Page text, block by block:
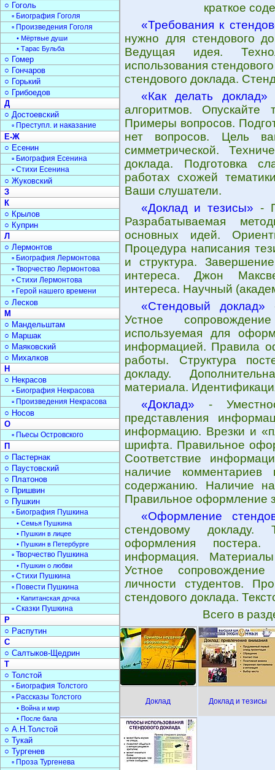
краткое
«Требования к
нужно для стендового
Ведущая идея.
использования
стендового доклада.
«Как делать доклад»
алгоритмов. Опускайте
Примеры вопросов.
нет вопросов. Цель
симметрической.
доклада. Подготовка
работах схожей
Ваши слушатели.
«Доклад и тезисы» -
Разрабатываемая
основных идей.
Процедура написания
и структура.
интереса. Джон
интереса. Научный
«Стендовый доклад»
Устное
используемая для
информацией. Правила
работы. Структура
докладу.
материала.
«Доклад» -
представления
информацию. Врезки и
шрифта. Правильное
Соответствие
наличие комментариев
содержанию. Наличие
Правильное оформление
«Оформление
стендовому
оформления постера.
информация.
Устное
личности студентов.
стендового доклада.
Всего в
Доклад Доклад и тезисы
○ Гоголь
▫ Биография Гоголя
▫ Произведения Гоголя
• Мёртвые души
• Тарас Бульба
○ Гомер
○ Гончаров
○ Горький
○ Грибоедов
Д
○ Достоевский
▫ Преступл. и наказание
Е-Ж
○ Есенин
▫ Биография Есенина
▫ Стихи Есенина
○ Жуковский
З
К
○ Крылов
○ Куприн
Л
○ Лермонтов
▫ Биография Лермонтова
▫ Творчество Лермонтова
▫ Стихи Лермонтова
▫ Герой нашего времени
○ Лесков
М
○ Мандельштам
○ Маршак
○ Маяковский
○ Михалков
Н
○ Некрасов
▫ Биография Некрасова
▫ Произведения Некрасова
○ Носов
О
▫ Пьесы Островского
П
○ Пастернак
○ Паустовский
○ Платонов
○ Пришвин
○ Пушкин
▫ Биография Пушкина
• Семья Пушкина
• Пушкин в лицее
• Пушкин в Петербурге
▫ Творчество Пушкина
• Пушкин о любви
▫ Стихи Пушкина
▫ Повести Пушкина
• Капитанская дочка
▫ Сказки Пушкина
Р
○ Распутин
С
○ Салтыков-Щедрин
Т
○ Толстой
▫ Биография Толстого
▫ Рассказы Толстого
• Война и мир
• После бала
○ А.Н.Толстой
○ Тукай
○ Тургенев
▫ Проза Тургенева